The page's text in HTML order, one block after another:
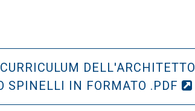
DELL'ARCHITETTO
SPINELLI IN FORMATO .PDF